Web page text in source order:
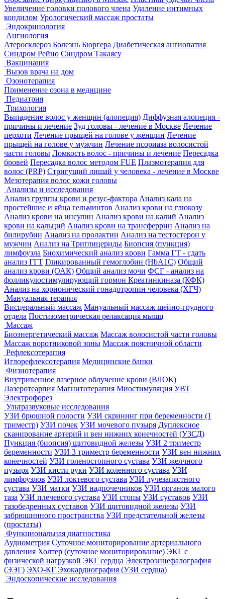
Увеличение головки полового члена Удаление интимных
кондилом Урологический массаж простаты
Эндокринология
Ангиология
Атеросклероз Болезнь Бюргера Диабетическая ангиопатия
Синдром Рейно Синдром Такаясу
Вакцинация
Вызов врача на дом
Озонотерапия
Применение озона в медицине
Педиатрия
Трихология
Выпадение волос у женщин (алопеция) Диффузная алопеция -
причины и лечение Зуд головы - лечение в Москве Лечение
перхоти Лечение прыщей на голове у женщин Лечение
прыщей на голове у мужчин Лечение псориаза волосистой
части головы Ломкость волос - причины и лечение Пересадка
бровей Пересадка волос методом FUE Плазмотерапия для
волос (PRP) Стригущий лишай у человека - лечение в Москве
Мезотерапия волос кожи головы
Анализы и исследования
Анализ группы крови и резус-фактора Анализ кала на
простейшие и яйца гельминтов Анализ крови на глюкозу
Анализ крови на инсулин Анализ крови на калий Анализ
крови на кальций Анализ крови на трансферрин Анализ на
билирубин Анализ на пролактин Анализ на тестостерон у
мужчин Анализ на Триглицериды Биопсия (пункция)
лимфоузла Биохимический анализ крови Гамма ГТ - сдать
анализ ГГТ Гликированный гемоглобин (HbA1С) Общий
анализ крови (ОАК) Общий анализ мочи ФСГ - анализ на
фолликулостимулирующий гормон Креатинкиназа (КФК)
Анализ на хорионический гонадотропин человека (ХГЧ)
Мануальная терапия
Висцеральный массаж Мануальный массаж шейно-грудного
отдела Постизометрическая релаксация мышц
Массаж
Биоэнергетический массаж Массаж волосистой части головы
Массаж воротниковой зоны Массаж поясничной области
Рефлексотерапия
Иглорефлексотерапия Медицинские банки
Физиотерапия
Внутривенное лазерное облучение крови (ВЛОК)
Лазеротеарпия Магнитотерапия Миостимуляция УВТ
Электрофорез
Ультразвуковые исследования
УЗИ брюшной полости УЗИ скрининг при беременности (1
триместр) УЗИ почек УЗИ мочевого пузыря Дуплексное
сканирование артерий и вен нижних конечностей (УЗСД)
Пункция (биопсия) щитовидной железы УЗИ 2 триместр
беременности УЗИ 3 триместр беременности УЗИ вен нижних
конечностей УЗИ голеностопного сустава УЗИ желчного
пузыря УЗИ кисти руки УЗИ коленного сустава УЗИ
лимфоузлов УЗИ локтевого сустава УЗИ лучезапястного
сустава УЗИ матки УЗИ надпочечников УЗИ органов малого
таза УЗИ плечевого сустава УЗИ стопы УЗИ суставов УЗИ
тазобедренных суставов УЗИ щитовидной железы УЗИ
забрюшинного пространства УЗИ предстательной железы
(простаты)
Функциональная диагностика
Аудиометрия Суточное мониторирование артериального
давления Холтер (суточное мониторирование) ЭКГ с
физической нагрузкой ЭКГ сердца Электроэнцефалография
(ЭЭГ) ЭХО-КГ Эхокардиография (УЗИ сердца)
Эндоскопические исследования